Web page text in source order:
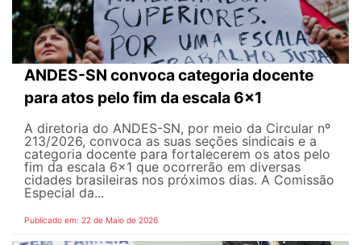
ANDES-SN convoca categoria docente
para atos pelo fim da escala 6x1
A diretoria do ANDES-SN, por meio da Circular nº
213/2026, convoca as suas seções sindicais e a
categoria docente para fortalecerem os atos pelo
fim da escala 6x1 que ocorrerão em diversas
cidades brasileiras nos próximos dias. A Comissão
Especial da...
Publicado em: 22 de Maio de 2026